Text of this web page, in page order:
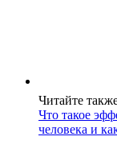
Читайте
Что такое
человека и